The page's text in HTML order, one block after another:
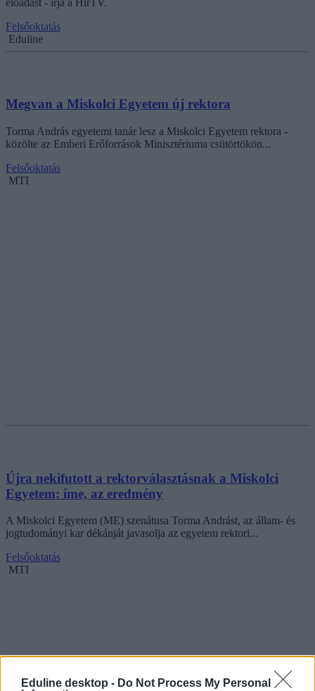
Eduline desktop - Do Not Process My Personal
Felsőoktatás
Eduline
Megvan a Miskolci Egyetem új rektora
Torma András egyetemi tanár lesz a Miskolci Egyetem rektora -
közölte az Emberi Erőforrások Minisztériuma csütörtökön...
Felsőoktatás
MTI
Újra nekifutott a rektorválasztásnak a Miskolci
Egyetem: íme, az eredmény
A Miskolci Egyetem (ME) szenátusa Torma Andrást, az állam- és
jogtudományi kar dékánját javasolja az egyetem rektori...
Felsőoktatás
MTI